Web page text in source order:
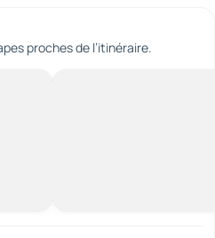
proches de l’itinéraire.